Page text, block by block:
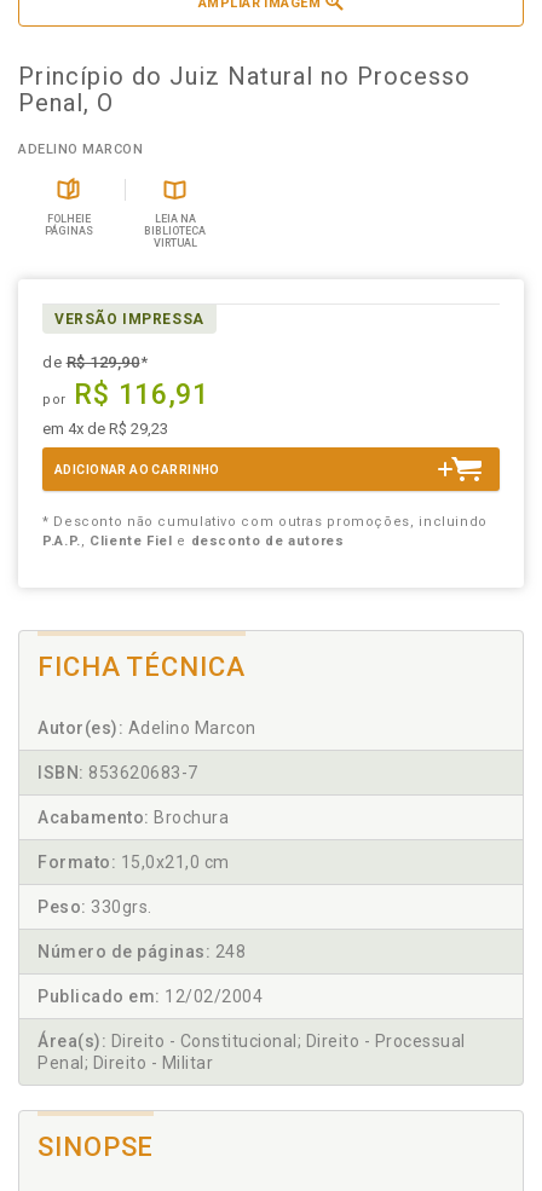
Princípio do Juiz Natural no Processo
Penal, O
ADELINO MARCON
FOLHEIE
PÁGINAS
LEIA NA
BIBLIOTECA
VIRTUAL
VERSÃO IMPRESSA
deR$ 129,90*
por R$ 116,91
em 4x de R$ 29,23
ADICIONAR AO CARRINHO
* Desconto não cumulativo com outras promoções, incluindo
P.A.P., Cliente Fiel e desconto de autores
FICHA TÉCNICA
Autor(es): Adelino Marcon
ISBN: 853620683-7
Acabamento: Brochura
Formato: 15,0x21,0 cm
Peso: 330grs.
Número de páginas: 248
Publicado em: 12/02/2004
Área(s): Direito - Constitucional; Direito - Processual
Penal; Direito - Militar
SINOPSE